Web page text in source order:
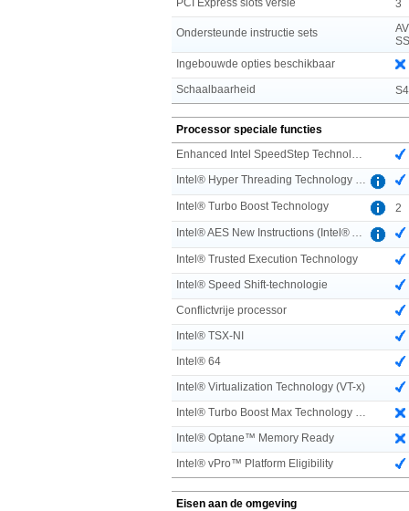
3
Ondersteunde instructie sets
Ingebouwde opties beschikbaar
Schaalbaarheid
Processor speciale functies
Intel® Turbo Boost Technology
2
Intel® Trusted Execution Technology
Intel® Speed Shift-technologie
Conflictvrije processor
Intel® TSX-NI
Intel® 64
Intel® Virtualization Technology (VT-x)
Intel® Optane™ Memory Ready
Intel® vPro™ Platform Eligibility
Eisen aan de omgeving